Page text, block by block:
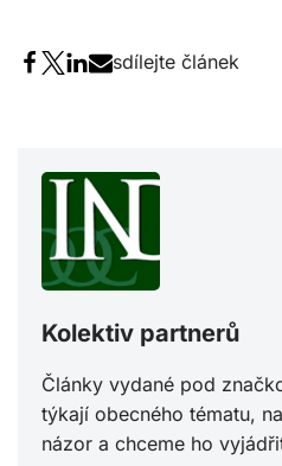
sdílejte článek
Kolektiv partnerů
Články vydané pod
týkají obecného tématu,
názor a chceme ho